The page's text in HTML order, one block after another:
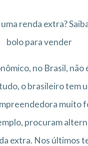
renda extra?
bolo para vender
no Brasil, não
o brasileiro tem
muito
procuram
extra. Nos últimos